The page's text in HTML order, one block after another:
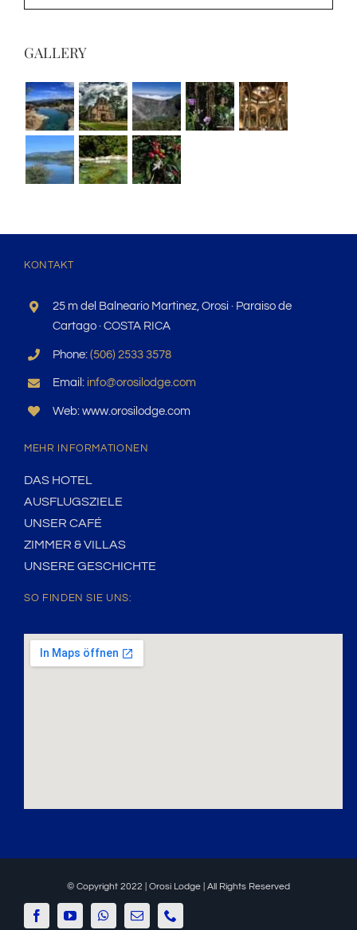
GALLERY
KONTAKT
25 m del Balneario Martinez, Orosi · Paraiso de
Cartago · COSTA RICA
Phone: (506) 2533 3578
Email: info@orosilodge.com
Web: www.orosilodge.com
MEHR INFORMATIONEN
DAS HOTEL
AUSFLUGSZIELE
UNSER CAFÉ
ZIMMER & VILLAS
UNSERE GESCHICHTE
SO FINDEN SIE UNS:
© Copyright 2022 | Orosi Lodge | All Rights Reserved